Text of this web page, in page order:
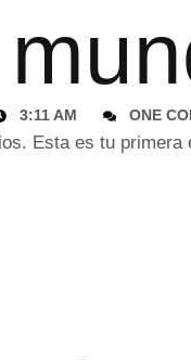
3:11 AM ONE
. Esta es tu primera